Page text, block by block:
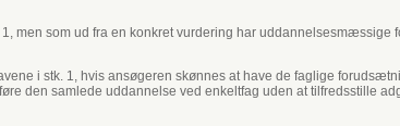
men som ud fra en konkret vurdering har uddannelsesmæssige
i stk. 1, hvis ansøgeren skønnes at have de faglige
den samlede uddannelse ved enkeltfag uden at tilfredsstille